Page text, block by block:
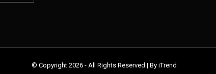
© Copyright 2026 - All Rights Reserved | By iTrend